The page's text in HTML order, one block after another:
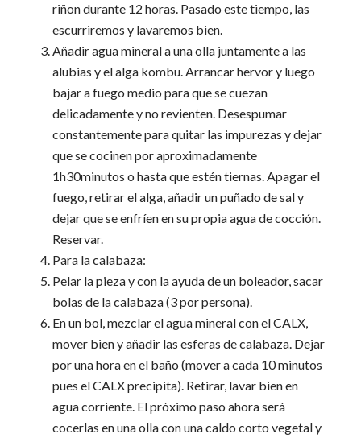
riñon durante 12 horas. Pasado este tiempo, las
escurriremos y lavaremos bien.
Añadir agua mineral a una olla juntamente a las
alubias y el alga kombu. Arrancar hervor y luego
bajar a fuego medio para que se cuezan
delicadamente y no revienten. Desespumar
constantemente para quitar las impurezas y dejar
que se cocinen por aproximadamente
1h30minutos o hasta que estén tiernas. Apagar el
fuego, retirar el alga, añadir un puñado de sal y
dejar que se enfríen en su propia agua de cocción.
Reservar.
Para la calabaza:
Pelar la pieza y con la ayuda de un boleador, sacar
bolas de la calabaza (3 por persona).
En un bol, mezclar el agua mineral con el CALX,
mover bien y añadir las esferas de calabaza. Dejar
por una hora en el baño (mover a cada 10 minutos
pues el CALX precipita). Retirar, lavar bien en
agua corriente. El próximo paso ahora será
cocerlas en una olla con una caldo corto vegetal y